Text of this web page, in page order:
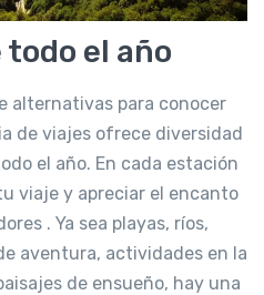
el año
alternativas para conocer
de viajes ofrece diversidad
el año. En cada estación
viaje y apreciar el encanto
. Ya sea playas, ríos,
aventura, actividades en la
de ensueño, hay una